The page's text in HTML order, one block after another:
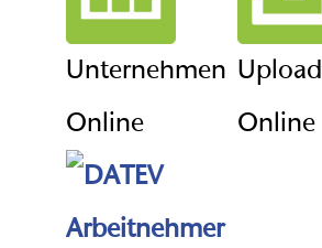
Unternehmen
Online
Upload
Online